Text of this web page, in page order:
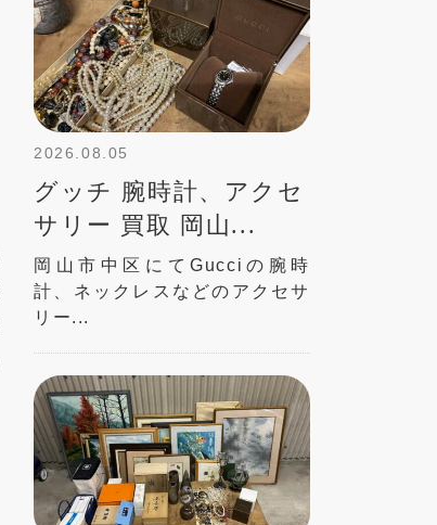
2026.08.05
グッチ 腕時計、アクセ
サリー 買取 岡山...
岡山市中区にてGucciの腕時
計、ネックレスなどのアクセサ
リー...